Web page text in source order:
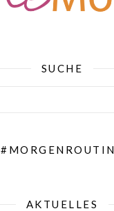
SUCHE
AKTUELLES